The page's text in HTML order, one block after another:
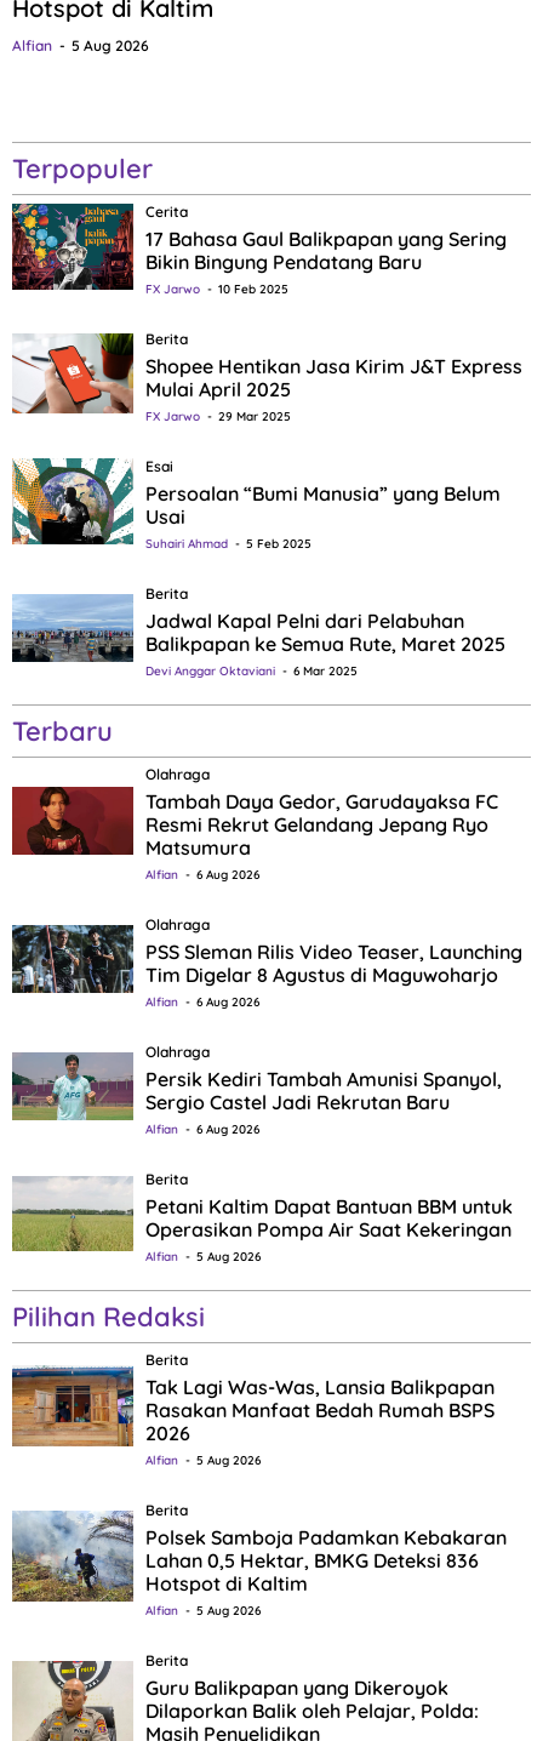
Hotspot di Kaltim
Alfian 5 Aug 2026
Terpopuler
Cerita
17 Bahasa Gaul Balikpapan yang Sering
Bikin Bingung Pendatang Baru
FX Jarwo 10 Feb 2025
Berita
Shopee Hentikan Jasa Kirim J&T Express
Mulai April 2025
FX Jarwo 29 Mar 2025
Esai
Persoalan “Bumi Manusia” yang Belum
Usai
Suhairi Ahmad 5 Feb 2025
Berita
Jadwal Kapal Pelni dari Pelabuhan
Balikpapan ke Semua Rute, Maret 2025
Devi Anggar Oktaviani 6 Mar 2025
Terbaru
Olahraga
Tambah Daya Gedor, Garudayaksa FC
Resmi Rekrut Gelandang Jepang Ryo
Matsumura
Alfian 6 Aug 2026
Olahraga
PSS Sleman Rilis Video Teaser, Launching
Tim Digelar 8 Agustus di Maguwoharjo
Alfian 6 Aug 2026
Olahraga
Persik Kediri Tambah Amunisi Spanyol,
Sergio Castel Jadi Rekrutan Baru
Alfian 6 Aug 2026
Berita
Petani Kaltim Dapat Bantuan BBM untuk
Operasikan Pompa Air Saat Kekeringan
Alfian 5 Aug 2026
Pilihan Redaksi
Berita
Tak Lagi Was-Was, Lansia Balikpapan
Rasakan Manfaat Bedah Rumah BSPS
2026
Alfian 5 Aug 2026
Berita
Polsek Samboja Padamkan Kebakaran
Lahan 0,5 Hektar, BMKG Deteksi 836
Hotspot di Kaltim
Alfian 5 Aug 2026
Berita
Guru Balikpapan yang Dikeroyok
Dilaporkan Balik oleh Pelajar, Polda:
Masih Penyelidikan